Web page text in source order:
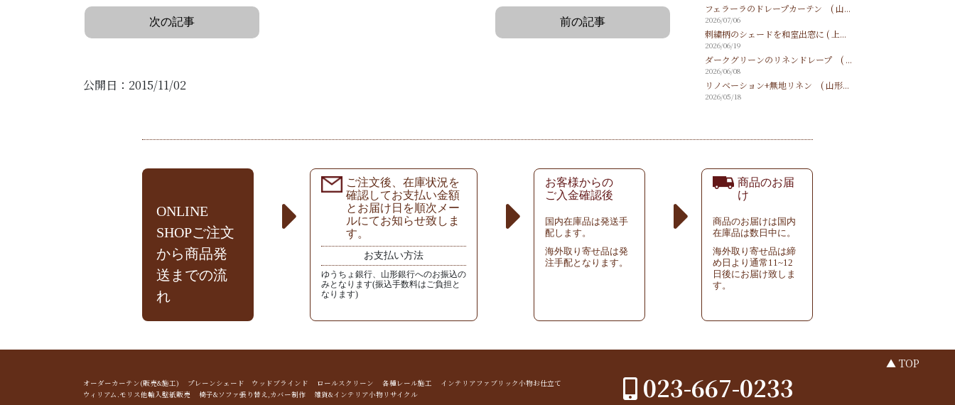
次の記事 前の記事
公開日：2015/11/02
フェラーラのドレープカーテン ( 山...
2026/07/06
刺繍柄のシェードを和室出窓に ( 上...
2026/06/19
ダークグリーンのリネンドレープ ( ...
2026/06/08
リノベーション+無地リネン ( 山形...
2026/05/18
ONLINE
SHOPご注文
から商品発
送までの流
れ
ご注文後、在庫状況を
確認してお支払い金額
とお届け日を順次メー
ルにてお知らせ致しま
す。
お支払い方法
ゆうちょ銀行、山形銀行へのお振込の
みとなります(振込手数料はご負担と
なります)
お客様からの
ご入金確認後
国内在庫品は発送手
配します。
海外取り寄せ品は発
注手配となります。
商品のお届
け
商品のお届けは国内
在庫品は数日中に。
海外取り寄せ品は締
め日より通常11~12
日後にお届け致しま
す。
▲ TOP
オーダーカーテン(販売&施工) プレーンシェード ウッドブラインド ロールスクリーン 各種レール施工 インテリアファブリック小物お仕立て
ウィリアム.モリス他輸入壁紙販売 椅子&ソファ張り替え,カバー制作 雑貨&インテリア小物リサイクル
023-667-0233